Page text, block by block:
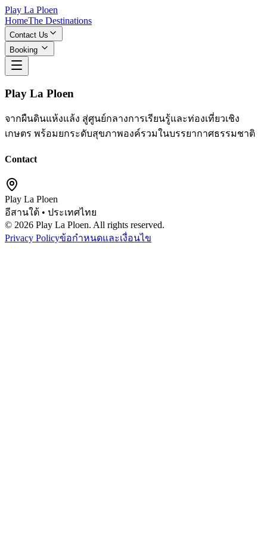
Play La Ploen
HomeThe Destinations
Contact Us
Booking
Play La Ploen
จากผืนดินแห้งแล้ง สู่ศูนย์กลางการเรียนรู้และท่องเที่ยวเชิง
เกษตร พร้อมยกระดับสุขภาพองค์รวมในบรรยากาศธรรมชาติ
Contact
Play La Ploen
อีสานใต้ • ประเทศไทย
© 2026 Play La Ploen. All rights reserved.
Privacy Policyข้อกำหนดและเงื่อนไข